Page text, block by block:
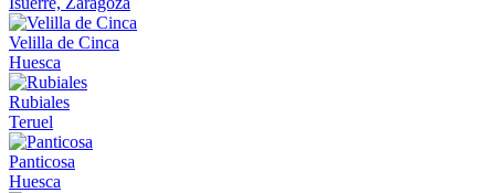
Velilla de Cinca
Huesca
Rubiales
Teruel
Panticosa
Huesca